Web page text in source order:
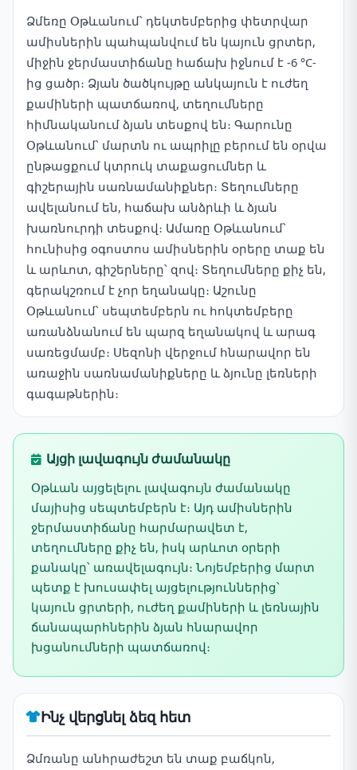
Ձմեռը Օթևանում՝ դեկտեմբերից փետրվար
ամիսներին պահպանվում են կայուն ցրտեր,
միջին ջերմաստիճանը հաճախ իջնում է -6 °C-
ից ցածր։ Ձյան ծածկույթը անկայուն է ուժեղ
քամիների պատճառով, տեղումները
հիմնականում ձյան տեսքով են։ Գարունը
Օթևանում՝ մարտն ու ապրիլը բերում են օրվա
ընթացքում կտրուկ տաքացումներ և
գիշերային սառնամանիքներ։ Տեղումները
ավելանում են, հաճախ անձրևի և ձյան
խառնուրդի տեսքով։ Ամառը Օթևանում՝
հունիսից օգոստոս ամիսներին օրերը տաք են
և արևոտ, գիշերները՝ զով։ Տեղումները քիչ են,
գերակշռում է չոր եղանակը։ Աշունը
Օթևանում՝ սեպտեմբերն ու հոկտեմբերը
առանձնանում են պարզ եղանակով և արագ
սառեցմամբ։ Սեզոնի վերջում հնարավոր են
առաջին սառնամանիքները և ձյունը լեռների
գագաթներին։
Այցի լավագույն ժամանակը
Օթևան այցելելու լավագույն ժամանակը
մայիսից սեպտեմբերն է։ Այդ ամիսներին
ջերմաստիճանը հարմարավետ է,
տեղումները քիչ են, իսկ արևոտ օրերի
քանակը՝ առավելագույն։ Նոյեմբերից մարտ
պետք է խուսափել այցելություններից՝
կայուն ցրտերի, ուժեղ քամիների և լեռնային
ճանապարհներին ձյան հնարավոր
խցանումների պատճառով։
Ինչ վերցնել ձեզ հետ
Ձմռանը անհրաժեշտ են տաք բաճկոն,